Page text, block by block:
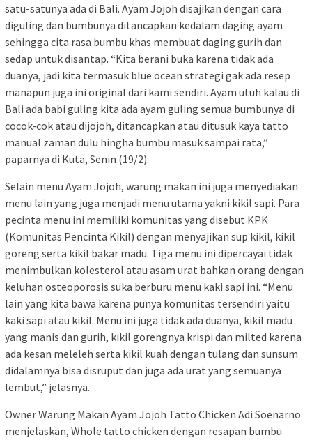
satu-satunya ada di Bali. Ayam Jojoh disajikan dengan cara
diguling dan bumbunya ditancapkan kedalam daging ayam
sehingga cita rasa bumbu khas membuat daging gurih dan
sedap untuk disantap. “Kita berani buka karena tidak ada
duanya, jadi kita termasuk blue ocean strategi gak ada resep
manapun juga ini original dari kami sendiri. Ayam utuh kalau di
Bali ada babi guling kita ada ayam guling semua bumbunya di
cocok-cok atau dijojoh, ditancapkan atau ditusuk kaya tatto
manual zaman dulu hingha bumbu masuk sampai rata,”
paparnya di Kuta, Senin (19/2).
Selain menu Ayam Jojoh, warung makan ini juga menyediakan
menu lain yang juga menjadi menu utama yakni kikil sapi. Para
pecinta menu ini memiliki komunitas yang disebut KPK
(Komunitas Pencinta Kikil) dengan menyajikan sup kikil, kikil
goreng serta kikil bakar madu. Tiga menu ini dipercayai tidak
menimbulkan kolesterol atau asam urat bahkan orang dengan
keluhan osteoporosis suka berburu menu kaki sapi ini. “Menu
lain yang kita bawa karena punya komunitas tersendiri yaitu
kaki sapi atau kikil. Menu ini juga tidak ada duanya, kikil madu
yang manis dan gurih, kikil gorengnya krispi dan milted karena
ada kesan meleleh serta kikil kuah dengan tulang dan sunsum
didalamnya bisa disruput dan juga ada urat yang semuanya
lembut,” jelasnya.
Owner Warung Makan Ayam Jojoh Tatto Chicken Adi Soenarno
menjelaskan, Whole tatto chicken dengan resapan bumbu